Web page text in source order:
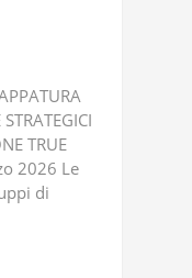
TRUE
2026 Le
di